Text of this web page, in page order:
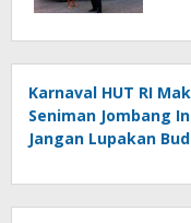
Karnaval HUT RI
Seniman Jombang
Jangan Lupakan